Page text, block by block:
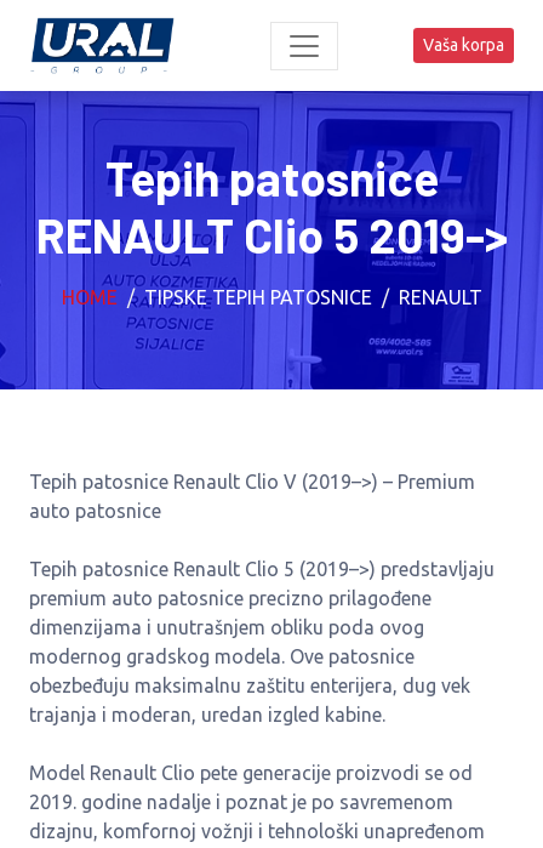
Vaša korpa
Tepih patosnice
RENAULT Clio 5 2019->
HOME TIPSKE TEPIH PATOSNICE RENAULT
Tepih patosnice Renault Clio V (2019–>) – Premium
auto patosnice
Tepih patosnice Renault Clio 5 (2019–>) predstavljaju
premium auto patosnice precizno prilagođene
dimenzijama i unutrašnjem obliku poda ovog
modernog gradskog modela. Ove patosnice
obezbeđuju maksimalnu zaštitu enterijera, dug vek
trajanja i moderan, uredan izgled kabine.
Model Renault Clio pete generacije proizvodi se od
2019. godine nadalje i poznat je po savremenom
dizajnu, komfornoj vožnji i tehnološki unapređenom